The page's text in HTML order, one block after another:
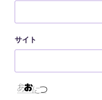
サイト